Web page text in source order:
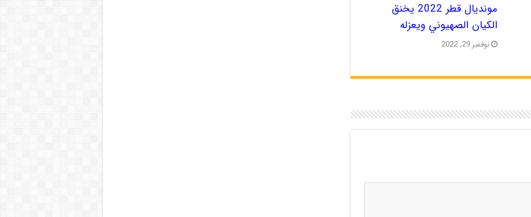
مونديال قطر 2022 يخنق
الكيان الصهيوني ويعزله
نوفمبر 29, 2022